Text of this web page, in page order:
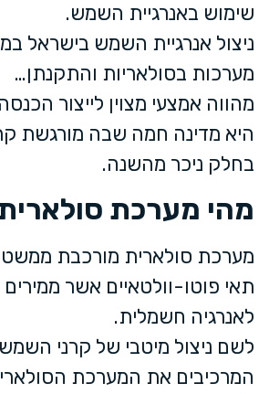
שימוש באנרגיית השמש.
ניצול אנרגיית השמש בישראל
מערכות בסולאריות והתקנתן…
מהווה אמצעי מצוין לייצור
היא מדינה חמה שבה מורגשת
בחלק ניכר מהשנה.
מהי מערכת
מערכת סולארית מורכבת
תאי פוטו-וולטאיים אשר
לאנרגיה חשמלית.
לשם ניצול מיטבי של קרני
המרכיבים את המערכת